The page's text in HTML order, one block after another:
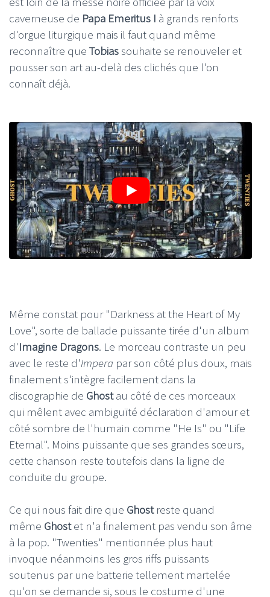
caverneuse de Papa Emeritus I à grands renforts
d'orgue liturgique mais il faut quand même
reconnaître que Tobiassouhaite se renouveler et
pousser son art au-delà des clichés que l'on
connaît déjà.
Même constat pour "Darkness at the Heart of My
Love", sorte de ballade puissante tirée d'un album
d'Imagine Dragons. Le morceau contraste un peu
avec le reste d'Impera par son côté plus doux, mais
finalement s'intègre facilement dans la
discographie de Ghostau côté de ces morceaux
qui mêlent avec ambiguïté déclaration d'amour et
côté sombre de l'humain comme "He Is" ou "Life
Eternal". Moins puissante que ses grandes sœurs,
cette chanson reste toutefois dans la ligne de
conduite du groupe.
Ce qui nous fait dire que Ghostreste quand
même Ghostet n'a finalement pas vendu son âme
à la pop. "Twenties" mentionnée plus haut
invoque néanmoins les gros riffs puissants
soutenus par une batterie tellement martelée
qu'on se demande si, sous le costume d'une